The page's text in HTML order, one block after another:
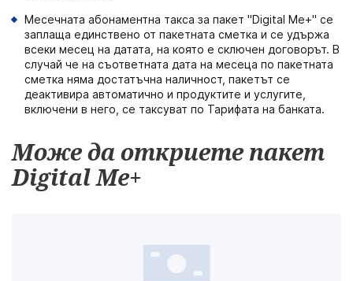
Месечната абонаментна такса за пакет "Digital Me+" се
заплаща единствено от пакетната сметка и се удържа
всеки месец на датата, на която е сключен договорът. В
случай че на съответната дата на месеца по пакетната
сметка няма достатъчна наличност, пакетът се
деактивира автоматично и продуктите и услугите,
включени в него, се таксуват по Тарифата на банката.
Може да откриете пакет
Digital Me+